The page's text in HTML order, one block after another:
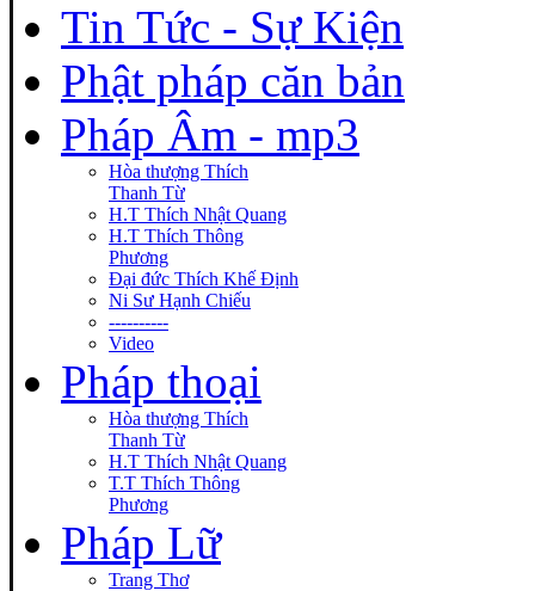
Tin Tức - Sự Kiện
Phật pháp căn bản
Pháp Âm - mp3
Hòa thượng Thích
Thanh Từ
H.T Thích Nhật Quang
H.T Thích Thông
Phương
Đại đức Thích Khế Định
Ni Sư Hạnh Chiếu
----------
Video
Pháp thoại
Hòa thượng Thích
Thanh Từ
H.T Thích Nhật Quang
T.T Thích Thông
Phương
Pháp Lữ
Trang Thơ